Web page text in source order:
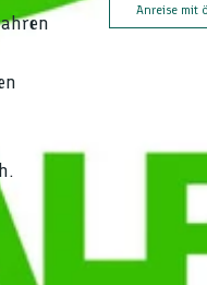
Anreise mit